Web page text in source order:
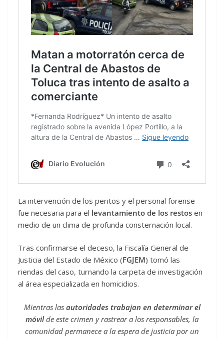
La intervención de los peritos y el personal forense
fue necesaria para el levantamiento de los restos en
medio de un clima de profunda consternación local.
Tras confirmarse el deceso, la Fiscalía General de
Justicia del Estado de México (FGJEM) tomó las
riendas del caso, turnando la carpeta de investigación
al área especializada en homicidios.
Mientras las autoridades trabajan en determinar el
móvilde este crimen y rastrear a los responsables, la
comunidad permanece a la espera de justicia por un